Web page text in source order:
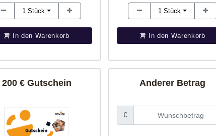
1Stück
In den Warenkorb
1Stück
In den Warenkorb
200 € Gutschein Anderer Betrag
€